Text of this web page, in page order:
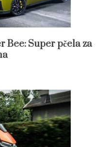
Bee: Super pčela za